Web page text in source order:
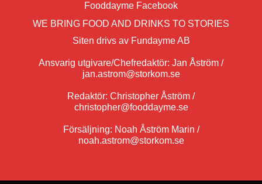
Fooddayme Facebook
WE BRING FOOD AND DRINKS TO STORIES
Siten drivs av Fundayme AB
Ansvarig utgivare/Chefredaktör: Jan Åström /
jan.astrom@storkom.se
Redaktör: Christopher Åström /
christopher@fooddayme.se
Försäljning: Noah Åström Marin /
noah.astrom@storkom.se